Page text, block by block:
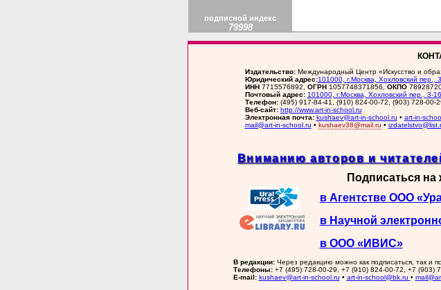
подписной индекс
79998
Издательство:Международный Центр «Искусство и
Юридический адрес:101000, г.Москва, Хохловский пер.,
ИНН7715576892, ОГРН1057748371856, ОКПО
Почтовый адрес: 101000, г.Москва, Хохловский пер., 3-16
Телефон: (495) 917-84-41, (910) 824-00-72, (903) 728-00-
Веб-сайт: http://www.art-in-school.ru
Электронная почта: kushaev@art-in-school.ru • art-in-
mail@art-in-school.ru • kushaev38@mail.ru •
Вниманию авторов и
Подписаться
в Агентстве ООО
в Научной
в ООО «ИВИС»
В редакции:Через редакцию можно как подписаться, так и
Телефоны:+7 (495) 728-00-29, +7 (910) 824-00-72, +7 (903)
E-mail: kushaev@art-in-school.ru • art-in-school@bk.ru •